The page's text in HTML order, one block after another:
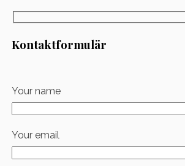
Kontaktformulär
Your name
Your email